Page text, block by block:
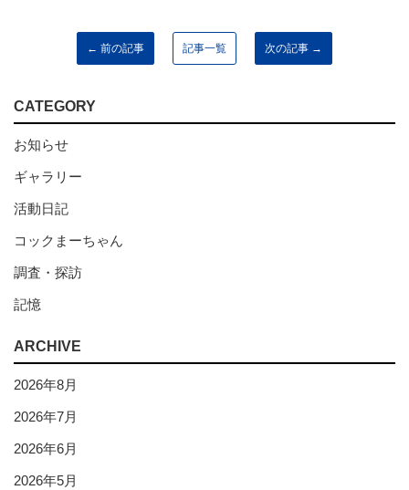
← 前の記事 記事一覧 次の記事 →
CATEGORY
お知らせ
ギャラリー
活動日記
コックまーちゃん
調査・探訪
記憶
ARCHIVE
2026年8月
2026年7月
2026年6月
2026年5月